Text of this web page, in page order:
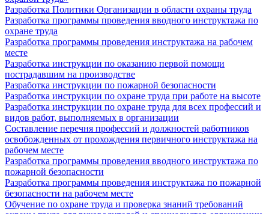
Разработка Политики Организации в области охраны труда
Разработка программы проведения вводного инструктажа по
охране труда
Разработка программы проведения инструктажа на рабочем
месте
Разработка инструкции по оказанию первой помощи
пострадавшим на производстве
Разработка инструкции по пожарной безопасности
Разработка инструкции по охране труда при работе на высоте
Разработка инструкции по охране труда для всех профессий и
видов работ, выполняемых в организации
Составление перечня профессий и должностей работников
освобожденных от прохождения первичного инструктажа на
рабочем месте
Разработка программы проведения вводного инструктажа по
пожарной безопасности
Разработка программы проведения инструктажа по пожарной
безопасности на рабочем месте
Обучение по охране труда и проверка знаний требований